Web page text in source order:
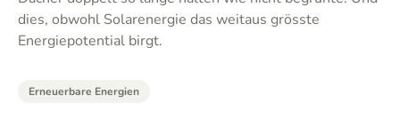
dies, obwohl Solarenergie das weitaus grösste
Energiepotential birgt.
Erneuerbare Energien